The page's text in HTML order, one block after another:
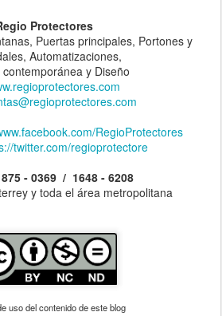
Protectores
Puertas principales, Portones y
Automatizaciones,
y Diseño
RegioProtectores
twitter.com/regioprotectore
- 0369 / 1648 - 6208
y toda el área metropolitana
uso del contenido de este blog